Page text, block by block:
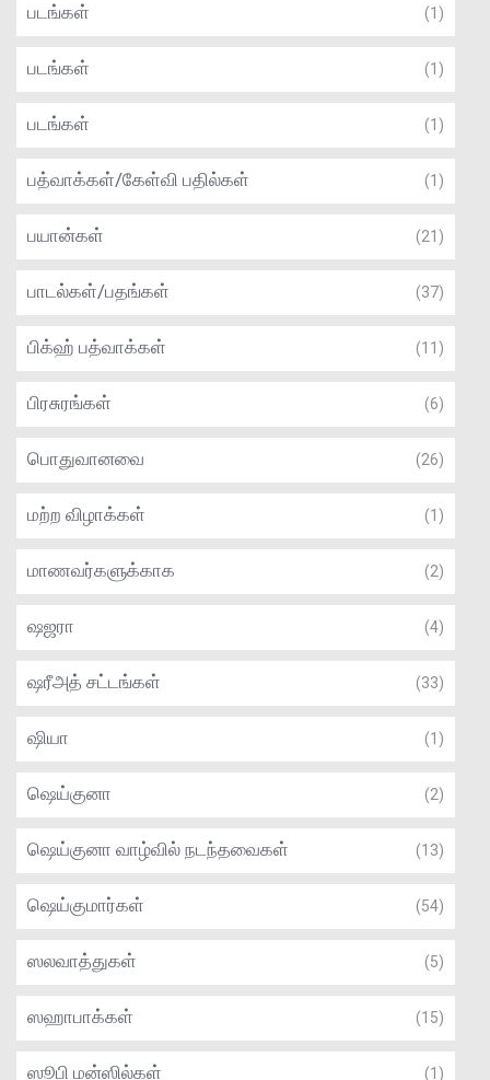
படங்கள் (1)
படங்கள் (1)
படங்கள் (1)
பத்வாக்கள்/கேள்வி பதில்கள் (1)
பயான்கள் (21)
பாடல்கள்/பதங்கள் (37)
பிக்ஹ் பத்வாக்கள் (11)
பிரசுரங்கள் (6)
பொதுவானவை (26)
மற்ற விழாக்கள் (1)
மாணவர்களுக்காக (2)
ஷஜரா (4)
ஷரீஅத் சட்டங்கள் (33)
ஷியா (1)
ஷெய்குனா (2)
ஷெய்குனா வாழ்வில் நடந்தவைகள் (13)
ஷெய்குமார்கள் (54)
ஸலவாத்துகள் (5)
ஸஹாபாக்கள் (15)
ஸூபி மன்ஸில்கள் (1)